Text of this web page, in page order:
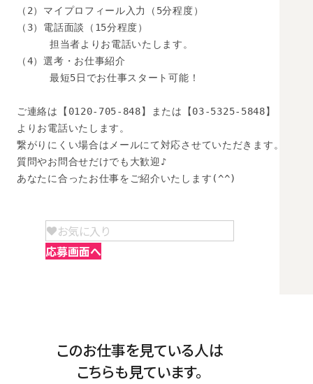
（2）マイプロフィール入力（5分程度）
（3）電話面談（15分程度）
担当者よりお電話いたします。
（4）選考・お仕事紹介
最短5日でお仕事スタート可能！
ご連絡は【0120-705-848】または【03-5325-5848】
よりお電話いたします。
繋がりにくい場合はメールにて対応させていただきます。
質問やお問合せだけでも大歓迎♪
あなたに合ったお仕事をご紹介いたします(^^)
お気に入り
応募画面へ
このお仕事を見ている人は
こちらも見ています。